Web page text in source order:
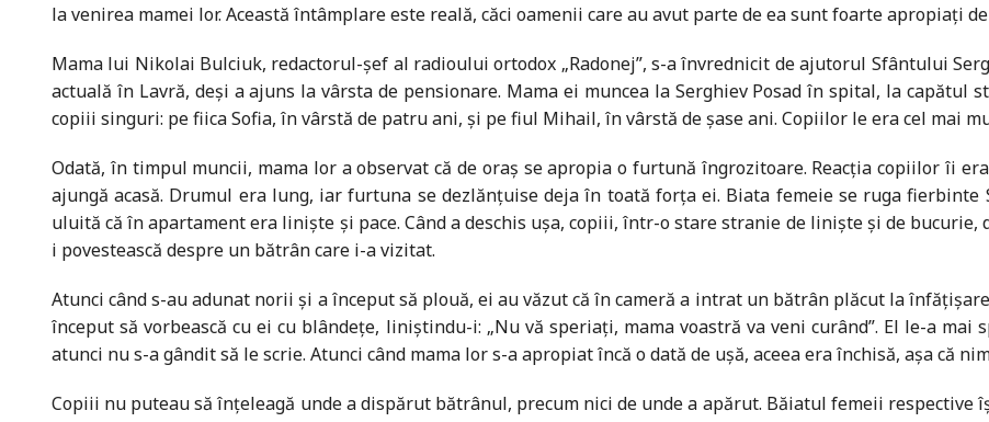
la venirea mamei lor. Această întâmplare este reală, căci oamenii care au avut parte de ea sunt foarte apropiaţi
Mama lui Nikolai Bulciuk, redactorul-șef al radioului ortodox „Radonej”, s-a învrednicit de ajutorul Sfântului
actuală în Lavră, deși a ajuns la vârsta de pensionare. Mama ei muncea la Serghiev Posad în spital, la capătul
copiii singuri: pe fiica Sofia, în vârstă de patru ani, și pe fiul Mihail, în vârstă de șase ani. Copiilor le era cel mai
Odată, în timpul muncii, mama lor a observat că de oraș se apropia o furtună îngrozitoare. Reacţia copiilor îi
ajungă acasă. Drumul era lung, iar furtuna se dezlănţuise deja în toată forţa ei. Biata femeie se ruga fierbinte
uluită că în apartament era liniște și pace. Când a deschis ușa, copiii, într-o stare stranie de liniște și de
i povestească despre un bătrân care i-a vizitat.
Atunci când s-au adunat norii și a început să plouă, ei au văzut că în cameră a intrat un bătrân plăcut la
început să vorbească cu ei cu blândeţe, liniștindu-i: „Nu vă speriaţi, mama voastră va veni curând”. El le-a
atunci nu s-a gândit să le scrie. Atunci când mama lor s-a apropiat încă o dată de ușă, aceea era închisă, așa că
Copiii nu puteau să înţeleagă unde a dispărut bătrânul, precum nici de unde a apărut. Băiatul femeii respective